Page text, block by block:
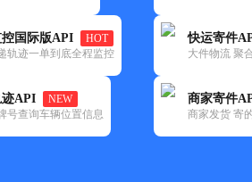
国际版API
HOT
轨迹一单到底全程监控
API
NEW
号查询车辆位置信息
快运寄件
大件物流 聚
商家寄件
商家发货 寄
市镜湖区安徽师范大学赭
：2021-11-26 00:00:00